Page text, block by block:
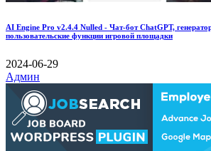
AI Engine Pro v2.4.4 Nulled - Чат-бот ChatGPT,
пользовательские функции игровой площадки
2024-06-29
Админ